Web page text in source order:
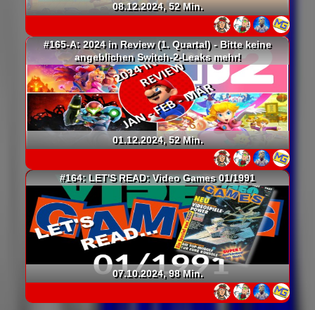
08.12.2024, 52 Min.
#165-A: 2024 in Review (1. Quartal) - Bitte keine
angeblichen Switch-2-Leaks mehr!
01.12.2024, 52 Min.
#164: LET'S READ: Video Games 01/1991
07.10.2024, 98 Min.